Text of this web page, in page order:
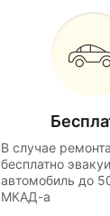
В случае
бесплатно
автомобиль до
МКАД-а